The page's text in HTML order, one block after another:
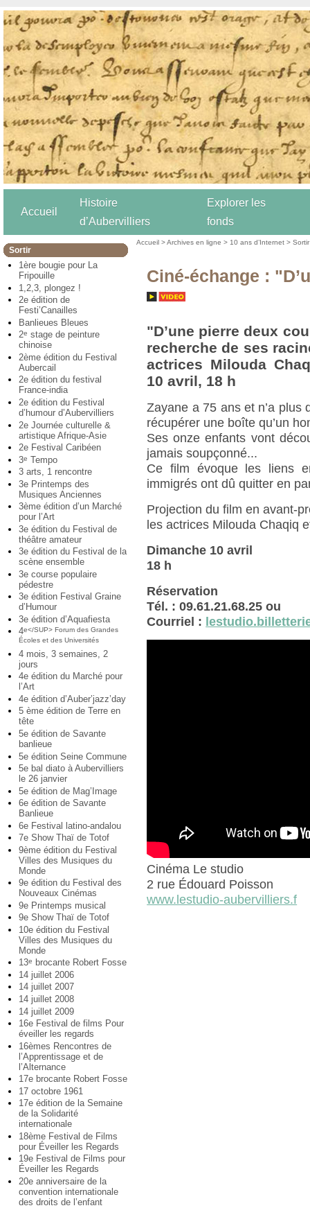
Accueil
Histoire
d’Aubervilliers
Explorer les
fonds
Sortir
1ère bougie pour La
Fripouille
1,2,3, plongez !
2e édition de
Festi’Canailles
Banlieues Bleues
2e stage de peinture
chinoise
2ème édition du Festival
Aubercail
2e édition du festival
France-india
2e édition du Festival
d’humour d’Aubervilliers
2e Journée culturelle &
artistique Afrique-Asie
2e Festival Caribéen
3e Tempo
3 arts, 1 rencontre
3e Printemps des
Musiques Anciennes
3ème édition d’un Marché
pour l’Art
3e édition du Festival de
théâtre amateur
3e édition du Festival de la
scène ensemble
3e course populaire
pédestre
3e édition Festival Graine
d’Humour
3e édition d’Aquafiesta
4e</SUP> Forum des Grandes
Écoles et des Universités
4 mois, 3 semaines, 2
jours
4e édition du Marché pour
l’Art
4e édition d’Auber’jazz’day
5 ème édition de Terre en
tête
5e édition de Savante
banlieue
5e édition Seine Commune
5e bal diato à Aubervilliers
le 26 janvier
5e édition de Mag’Image
6e édition de Savante
Banlieue
6e Festival latino-andalou
7e Show Thaï de Totof
9ème édition du Festival
Villes des Musiques du
Monde
9e édition du Festival des
Nouveaux Cinémas
9e Printemps musical
9e Show Thaï de Totof
10e édition du Festival
Villes des Musiques du
Monde
13e
brocante Robert Fosse
14 juillet 2006
14 juillet 2007
14 juillet 2008
14 juillet 2009
16e Festival de films Pour
éveiller les regards
16èmes Rencontres de
l’Apprentissage et de
l’Alternance
17e brocante Robert Fosse
17 octobre 1961
17e édition de la Semaine
de la Solidarité
internationale
18ème Festival de Films
pour Éveiller les Regards
19e Festival de Films pour
Éveiller les Regards
20e anniversaire de la
convention internationale
des droits de l’enfant
Accueil >Archives en ligne > 10 ans d’Internet >Sortir
Ciné-échange :
"D’une pierre deux
recherche de ses
actrices Milouda
10 avril, 18 h
Zayane a 75 ans et n’a
récupérer une boîte qu’un
Ses onze enfants vont
jamais soupçonné...
Ce film évoque les liens
immigrés ont dû quitter en
Projection du film en avant-
les actrices Milouda Chaqiq
Dimanche 10 avril
18 h
Réservation
Tél. : 09.61.21.68.25 ou
Courriel :
Cinéma Le studio
2 rue Édouard Poisson
www.lestudio-aubervilliers.f